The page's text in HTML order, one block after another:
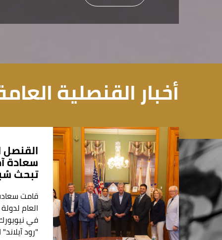
أخبار القنصلية
القنصل
سعادة
تبحث
قامت
العام
في
"رود